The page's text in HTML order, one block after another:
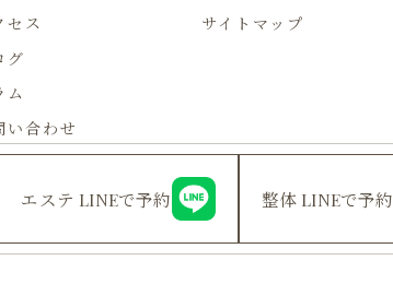
エステ LINEで予約 整体 LINEで予約
セス
グ
ム
い合わせ
サイトマップ
ALL RIGHTS RESERVED.